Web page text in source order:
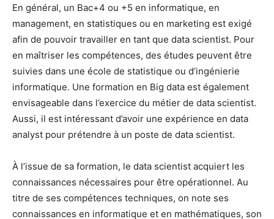
En général, un Bac+4 ou +5 en informatique, en
management, en statistiques ou en marketing est exigé
afin de pouvoir travailler en tant que data scientist. Pour
en maîtriser les compétences, des études peuvent être
suivies dans une école de statistique ou d’ingénierie
informatique. Une formation en Big data est également
envisageable dans l’exercice du métier de data scientist.
Aussi, il est intéressant d’avoir une expérience en data
analyst pour prétendre à un poste de data scientist.
À l’issue de sa formation, le data scientist acquiert les
connaissances nécessaires pour être opérationnel. Au
titre de ses compétences techniques, on note ses
connaissances en informatique et en mathématiques, son